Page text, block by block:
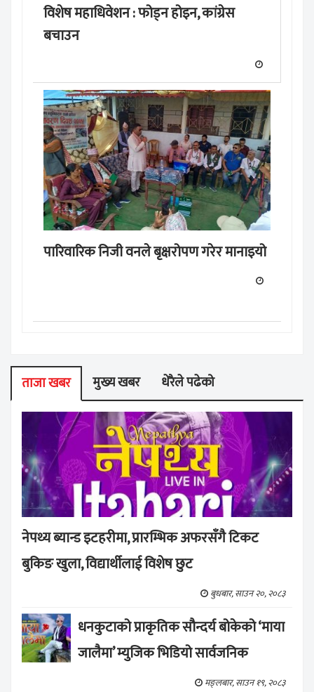
विशेष महाधिवेशन : फोड्न होइन, कांग्रेस
बचाउन
पारिवारिक निजी वनले बृक्षरोपण गरेर मानाइयो
ताजा खबर मुख्य खबर धेरैले पढेको
नेपथ्य ब्यान्ड इटहरीमा, प्रारम्भिक अफरसँगै टिकट
बुकिङ खुला, विद्यार्थीलाई विशेष छुट
बुधबार, साउन २०, २०८३
धनकुटाको प्राकृतिक सौन्दर्य बोकेको ‘माया
जालैमा’ म्युजिक भिडियो सार्वजनिक
मङ्लबार, साउन १९, २०८३